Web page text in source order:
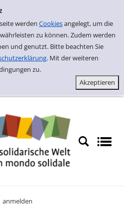
werden Cookiesangelegt, um die
zu können. Zudem werden
und genutzt. Bitte beachten Sie
. Mit der weiteren
zu.
anmelden